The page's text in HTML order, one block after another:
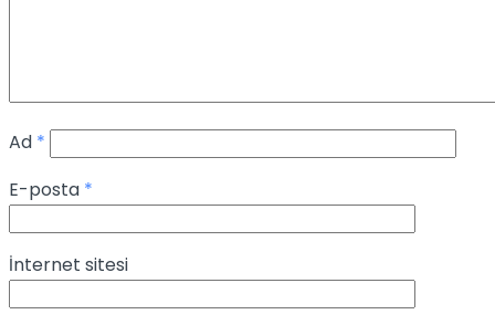
Ad *
E-posta *
İnternet sitesi